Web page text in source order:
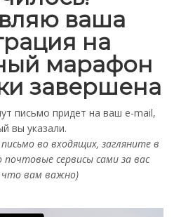
ваша
на
марафон
завершена
письмо придет на ваш e-mail,
вы указали.
во входящих, загляните в
сервисы сами за вас
вам важно)